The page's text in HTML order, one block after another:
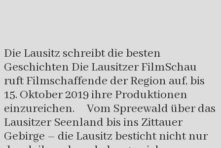
Die Lausitz schreibt die besten
Geschichten Die Lausitzer FilmSchau
ruft Filmschaffende der Region auf, bis
15. Oktober 2019 ihre Produktionen
einzureichen. Vom Spreewald über das
Lausitzer Seenland bis ins Zittauer
Gebirge – die Lausitz besticht nicht nur